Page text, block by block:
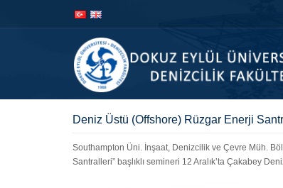
Deniz Üstü (Offshore) Rüzgar Enerji
Southampton Üni. İnşaat, Denizcilik ve Çevre Müh.
Santralleri” başlıklı semineri 12 Aralık’ta Çakabey